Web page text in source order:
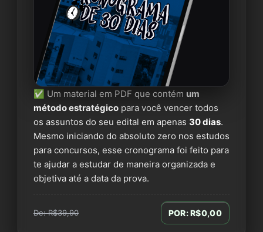
✅ Um material em PDF que contém um
método estratégico para você vencer todos
os assuntos do seu edital em apenas 30 dias.
Mesmo iniciando do absoluto zero nos estudos
para concursos, esse cronograma foi feito para
te ajudar a estudar de maneira organizada e
objetiva até a data da prova.
De: R$39,90 POR: R$0,00